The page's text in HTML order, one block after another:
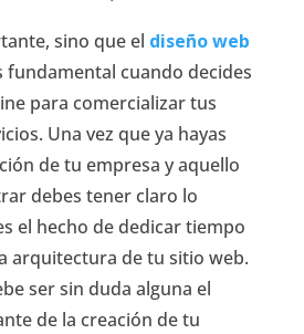
sino que el diseño web
fundamental cuando decides
para comercializar tus
Una vez que ya hayas
de tu empresa y aquello
debes tener claro lo
el hecho de dedicar tiempo
arquitectura de tu sitio web.
ser sin duda alguna el
de la creación de tu